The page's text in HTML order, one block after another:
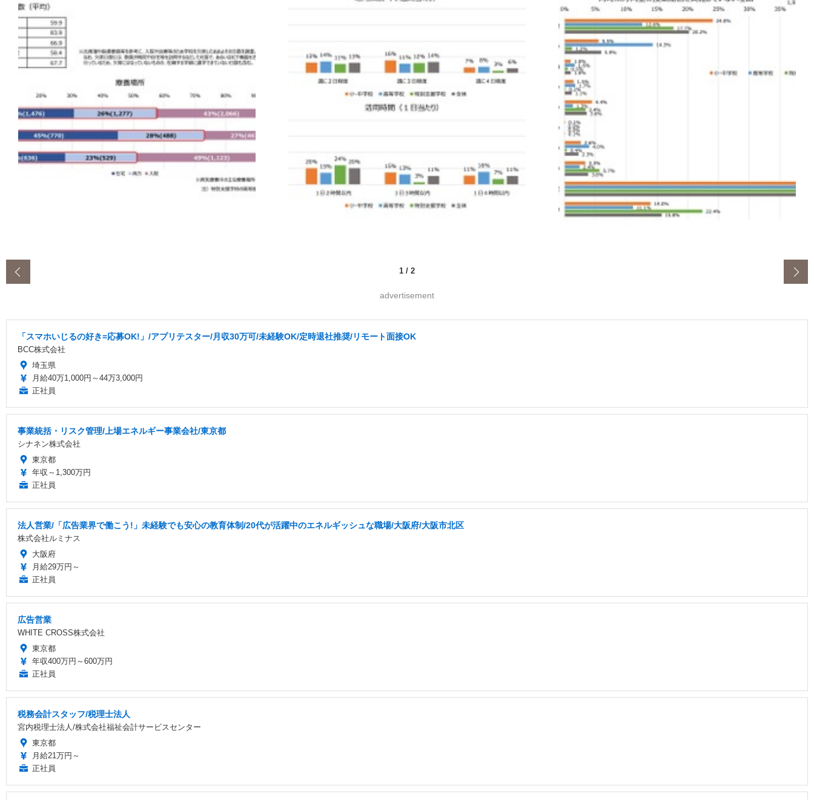
1 / 2
advertisement
「スマホいじるの好き=応募OK!」/アプリテスター/月収30万可/未経験OK/定時退社推奨/リモート面接OK
BCC株式会社
埼玉県
月給40万1,000円～44万3,000円
正社員
事業統括・リスク管理/上場エネルギー事業会社/東京都
シナネン株式会社
東京都
年収～1,300万円
正社員
法人営業/「広告業界で働こう!」未経験でも安心の教育体制/20代が活躍中のエネルギッシュな職場/大阪府/大阪市北区
株式会社ルミナス
大阪府
月給29万円～
正社員
広告営業
WHITE CROSS株式会社
東京都
年収400万円～600万円
正社員
税務会計スタッフ/税理士法人
宮内税理士法人/株式会社福祉会計サービスセンター
東京都
月給21万円～
正社員